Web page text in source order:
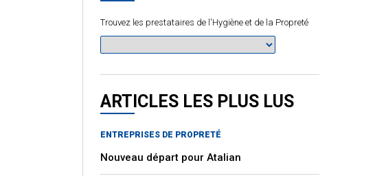
Trouvez les prestataires de l'Hygiène et de la Propreté
ARTICLES LES PLUS LUS
ENTREPRISES DE PROPRETÉ
Nouveau départ pour Atalian